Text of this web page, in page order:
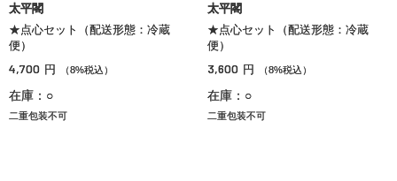
太平閣
★点心セット（配送形態：冷蔵
便）
4,700 円 （8%税込）
在庫：○
二重包装不可
太平閣
★点心セット（配送形態：冷蔵
便）
3,600 円 （8%税込）
在庫：○
二重包装不可